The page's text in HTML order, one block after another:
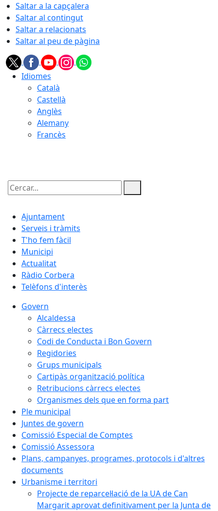
Saltar a la capçalera
Saltar al contingut
Saltar a relacionats
Saltar al peu de pàgina
Idiomes
Català
Castellà
Anglès
Alemany
Francès
Cercar:
Ajuntament
Serveis i tràmits
T'ho fem fàcil
Municipi
Actualitat
Ràdio Corbera
Telèfons d'interès
Govern
Alcaldessa
Càrrecs electes
Codi de Conducta i Bon Govern
Regidories
Grups municipals
Cartipàs organització política
Retribucions càrrecs electes
Organismes dels que en forma part
Ple municipal
Juntes de govern
Comissió Especial de Comptes
Comissió Assessora
Plans, campanyes, programes, protocols i d'altres
documents
Urbanisme i territori
Projecte de reparcel·lació de la UA de Can
Margarit aprovat definitivament per la Junta de